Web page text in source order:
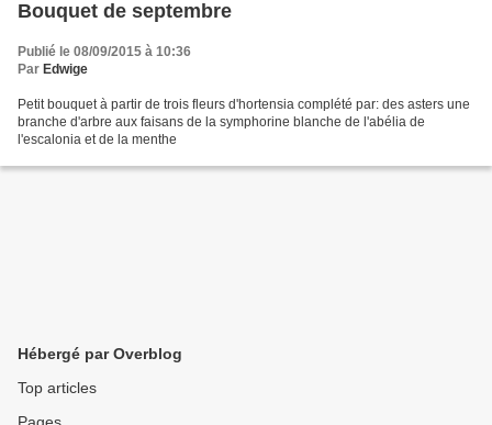
Bouquet de septembre
Publié le 08/09/2015 à 10:36
Par Edwige
Petit bouquet à partir de trois fleurs d'hortensia complété par: des asters une
branche d'arbre aux faisans de la symphorine blanche de l'abélia de
l'escalonia et de la menthe
Hébergé par Overblog
Top articles